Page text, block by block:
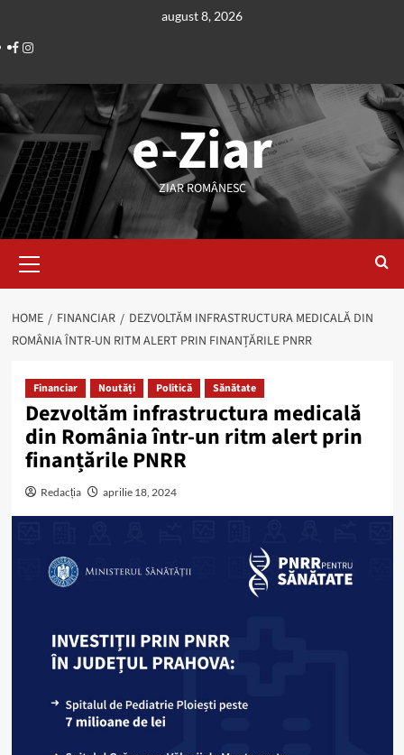
content
august 8, 2026
Facebook
Instagram
e-Ziar
ZIAR ROMÂNESC
Menu
HOME FINANCIAR
DEZVOLTĂM INFRASTRUCTURA MEDICALĂ DIN
ROMÂNIA ÎNTR-UN RITM ALERT PRIN FINANȚĂRILE PNRR
Financiar Noutăți Politică Sănătate
Dezvoltăm infrastructura medicală
din România într-un ritm alert prin
finanțările PNRR
Redacția aprilie 18, 2024